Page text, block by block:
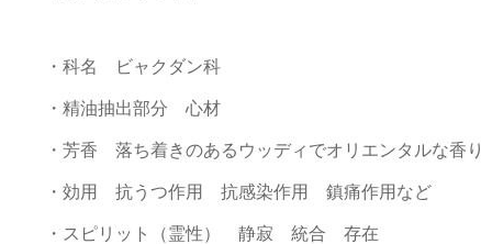
・科名 ビャクダン科
・精油抽出部分 心材
・芳香 落ち着きのあるウッディでオリエンタルな香り
・効用 抗うつ作用 抗感染作用 鎮痛作用など
・スピリット（霊性） 静寂 統合 存在